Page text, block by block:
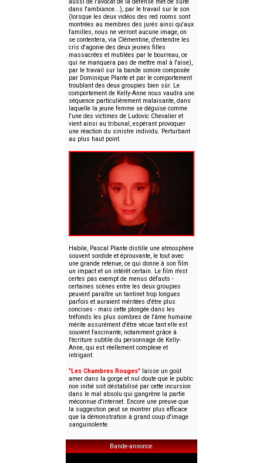
aussi de l'avocat de la défense met de suite
dans l'ambiance...), par le travail sur le son
(lorsque les deux vidéos des red rooms sont
montrées au membres des jurés ainsi qu'aux
familles, nous ne verront aucune image, on
se contentera, via Clémentine, d'entendre les
cris d'agonie des deux jeunes filles
massacrées et mutilées par le bourreau, ce
qui ne manquera pas de mettre mal à l'aise),
par le travail sur la bande sonore composée
par Dominique Plante et par le comportement
troublant des deux groupies bien sûr. Le
comportement de Kelly-Anne nous vaudra une
séquence particulièrement malaisante, dans
laquelle la jeune femme se déguise comme
l'une des victimes de Ludovic Chevalier et
vient ainsi au tribunal, espérant provoquer
une réaction du sinistre individu. Perturbant
au plus haut point.
Habile, Pascal Plante distille une atmosphère
souvent sordide et éprouvante, le tout avec
une grande retenue, ce qui donne à son film
un impact et un intérêt certain. Le film n'est
certes pas exempt de menus défauts -
certaines scènes entre les deux groupies
peuvent paraître un tantinet trop longues
parfois et auraient méritées d'être plus
concises - mais cette plongée dans les
tréfonds les plus sombres de l'âme humaine
mérite assurément d'être vécue tant elle est
souvent fascinante, notamment grâce à
l'écriture subtile du personnage de Kelly-
Anne, qui est réellement complexe et
intrigant.
"Les Chambres Rouges" laisse un goût
amer dans la gorge et nul doute que le public
non initié soit déstabilisé par cette incursion
dans le mal absolu qui gangrène la partie
méconnue d'internet. Encore une preuve que
la suggestion peut se montrer plus efficace
que la démonstration à grand coup d'image
sanguinolente.
Bande-annonce